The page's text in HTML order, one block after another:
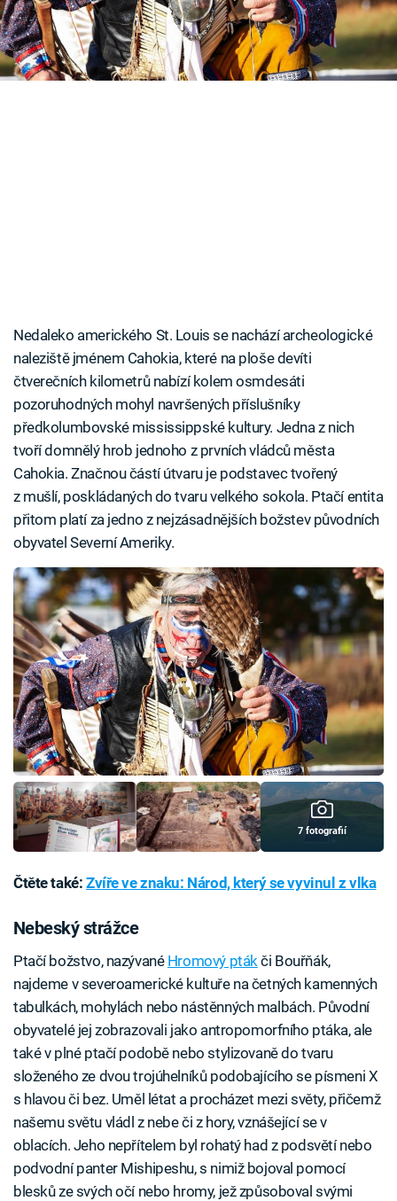
Časopis
Sledujte prima+
konspirací.
Nedaleko amerického St. Louis se nachází archeologické
naleziště jménem Cahokia, které na ploše devíti
čtverečních kilometrů nabízí kolem osmdesáti
pozoruhodných mohyl navršených příslušníky
předkolumbovské mississippské kultury. Jedna z nich
tvoří domnělý hrob jednoho z prvních vládců města
Cahokia. Značnou částí útvaru je podstavec tvořený
z mušlí, poskládaných do tvaru velkého sokola. Ptačí entita
přitom platí za jedno z nejzásadnějších božstev původních
obyvatel Severní Ameriky.
7 fotografií
Čtěte také: Zvíře ve znaku: Národ, který se vyvinul z vlka
Nebeský strážce
Ptačí božstvo, nazývané Hromový pták či Bouřňák,
najdeme v severoamerické kultuře na četných kamenných
tabulkách, mohylách nebo nástěnných malbách. Původní
obyvatelé jej zobrazovali jako antropomorfního ptáka, ale
také v plné ptačí podobě nebo stylizovaně do tvaru
složeného ze dvou trojúhelníků podobajícího se písmeni X
s hlavou či bez. Uměl létat a procházet mezi světy, přičemž
našemu světu vládl z nebe či z hory, vznášející se v
oblacích. Jeho nepřítelem byl rohatý had z podsvětí nebo
podvodní panter Mishipeshu, s nimiž bojoval pomocí
blesků ze svých očí nebo hromy, jež způsoboval svými